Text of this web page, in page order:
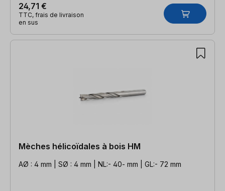
24,71 €
TTC, frais de livraison
en sus
Mèches hélicoïdales à bois HM
AØ : 4 mm | SØ : 4 mm | NL:- 40- mm | GL:- 72 mm